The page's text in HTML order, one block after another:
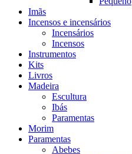
Imãs
Incensos e incensários
Incensários
Incensos
Instrumentos
Kits
Livros
Madeira
Escultura
Ibás
Paramentas
Morim
Paramentas
Abebes